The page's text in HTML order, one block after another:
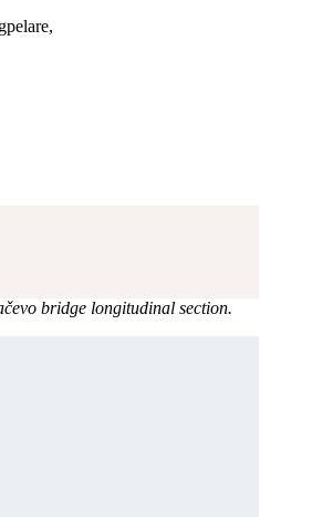
bridge longitudinal section.